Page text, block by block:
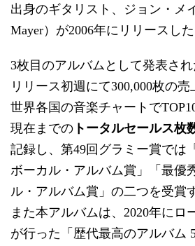
出身のギタリスト、ジョン・メ
Mayer）が2006年にリリースし
3枚目のアルバムとして発表され
リリース初週にて300,000枚の売
世界各国の音楽チャートで
現在までの トータルセールス枚
記録し、第49回グラミー賞では
ボーカル・アルバム賞」「最優
ル・アルバム賞」の二つを受賞
また本アルバムは、2020年にロ
が行った「歴代最高のアルバム